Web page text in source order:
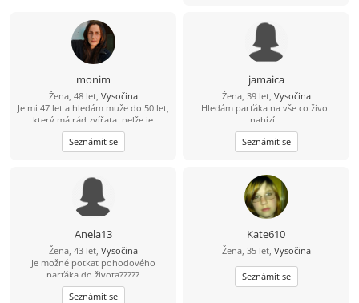
monim
Žena, 48 let, Vysočina
Je mi 47 let a hledám muže do 50 let,
který má rád zvířata, nelže je
upřímný a umí pohladit. Má rád
přírodu procházky. Touto cestou
bych ráda poznala muže se kterým si
chvíle, smát se a užívat si života se
vším co přináší.Hledám vážně
seznámení ne flirtik někoho na
seznámení ne na psaní. Plnoštíhlí
muži prosím nepsat.Na profily bez
fota neodpovídám.
Seznámit se
jamaica
Žena, 39 let, Vysočina
Hledám parťáka na vše co život
nabízí...
Seznámit se
Anela13
Žena, 43 let, Vysočina
Je možné potkat pohodového
parťáka do života?????
Seznámit se
Kate610
Žena, 35 let, Vysočina
Seznámit se